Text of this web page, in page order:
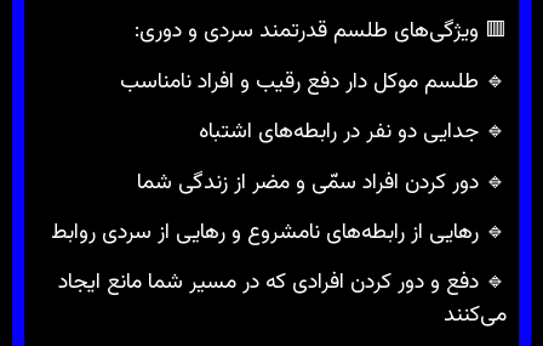
🟥 ویژگی‌های طلسم قدرتمند سردی و دوری:
🔹 طلسم موکل دار دفع رقیب و افراد نامناسب
🔹 جدایی دو نفر در رابطه‌های اشتباه
🔹 دور کردن افراد سمّی و مضر از زندگی شما
🔹 رهایی از رابطه‌های نامشروع و رهایی از سردی روابط
🔹 دفع و دور کردن افرادی که در مسیر شما مانع ایجاد
می‌کنند